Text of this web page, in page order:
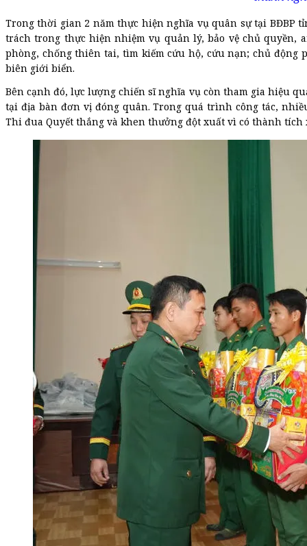
Trong thời gian 2 năm thực hiện nghĩa vụ quân sự tại BĐBP
trách trong thực hiện nhiệm vụ quản lý, bảo vệ chủ
phòng, chống thiên tai, tìm kiếm cứu hộ, cứu nạn; chủ
biên giới biển.
Bên cạnh đó, lực lượng chiến sĩ nghĩa vụ còn tham gia hiệu
tại địa bàn đơn vị đóng quân. Trong quá trình công tác,
Thi đua Quyết thắng và khen thưởng đột xuất vì có thành